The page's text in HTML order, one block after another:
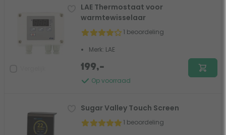
LAE Thermostaat voor
warmtewisselaar
1 beoordeling
Merk: LAE
Op voorraad
199,-
Sugar Valley Touch Screen
1 beoordeling